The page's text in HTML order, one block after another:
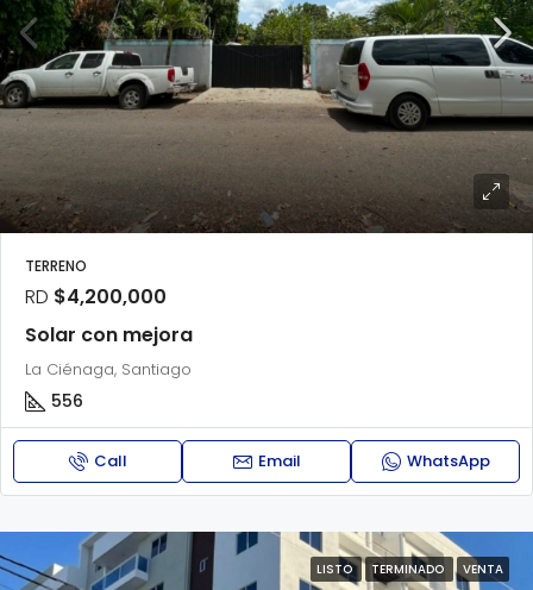
TERRENO
RD $4,200,000
Solar con mejora
La Ciénaga, Santiago
556
Call Email WhatsApp
LISTO TERMINADO VENTA